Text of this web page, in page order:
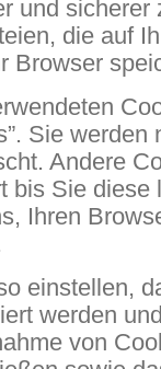
und sicherer
die auf
Browser
Sie werden
Andere
bis Sie diese
Ihren
einstellen,
werden
von